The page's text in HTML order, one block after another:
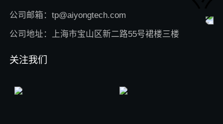
公司邮箱：tp@aiyongtech.com
公司地址：上海市宝山区新二路55号裙楼三楼
关注我们